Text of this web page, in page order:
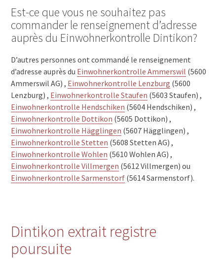
Est-ce que vous ne souhaitez pas
commander le renseignement d’adresse
auprès du Einwohnerkontrolle Dintikon?
D’autres personnes ont commandé le renseignement
d’adresse auprès du Einwohnerkontrolle Ammerswil (5600
Ammerswil AG) , Einwohnerkontrolle Lenzburg (5600
Lenzburg) , Einwohnerkontrolle Staufen (5603 Staufen) ,
Einwohnerkontrolle Hendschiken (5604 Hendschiken) ,
Einwohnerkontrolle Dottikon (5605 Dottikon) ,
Einwohnerkontrolle Hägglingen (5607 Hägglingen) ,
Einwohnerkontrolle Stetten (5608 Stetten AG) ,
Einwohnerkontrolle Wohlen (5610 Wohlen AG) ,
Einwohnerkontrolle Villmergen (5612 Villmergen) ou
Einwohnerkontrolle Sarmenstorf (5614 Sarmenstorf).
Dintikon extrait registre
poursuite